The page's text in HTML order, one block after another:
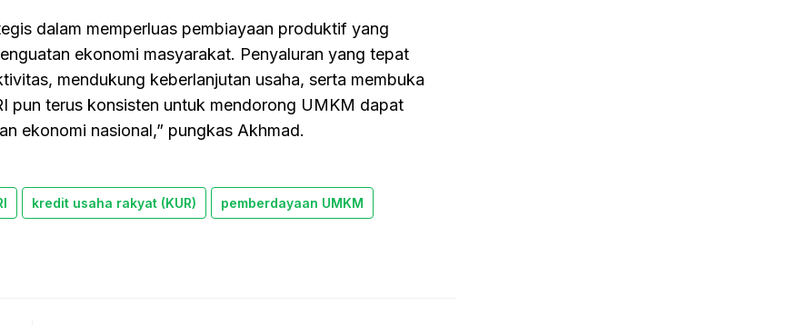
dalam memperluas pembiayaan produktif yang
ekonomi masyarakat. Penyaluran yang tepat
mendukung keberlanjutan usaha, serta membuka
pun terus konsisten untuk mendorong UMKM dapat
ekonomi nasional,” pungkas Akhmad.
kredit usaha rakyat (KUR) pemberdayaan UMKM